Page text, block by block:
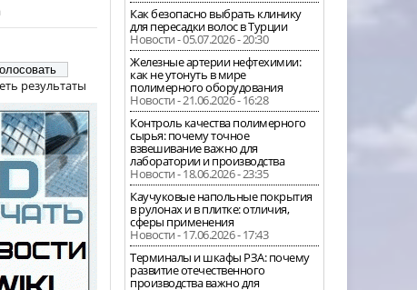
результаты
Как безопасно выбрать клинику
для пересадки волос в Турции
Новости - 05.07.2026 - 20:30
Железные артерии нефтехимии:
как не утонуть в мире
полимерного оборудования
Новости - 21.06.2026 - 16:28
Контроль качества полимерного
сырья: почему точное
взвешивание важно для
лаборатории и производства
Новости - 18.06.2026 - 23:35
Каучуковые напольные покрытия
в рулонах и в плитке: отличия,
сферы применения
Новости - 17.06.2026 - 17:43
Терминалы и шкафы РЗА: почему
развитие отечественного
производства важно для